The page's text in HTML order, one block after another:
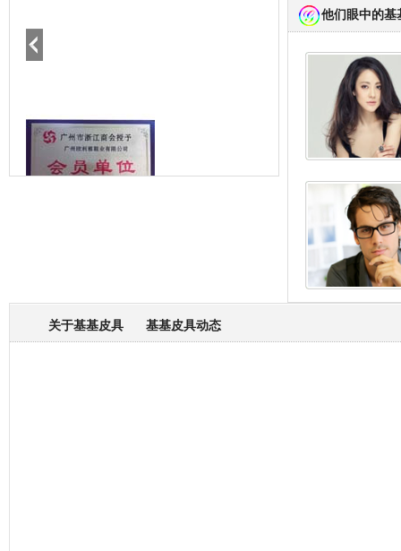
他们眼中的基
关于基基皮具 基基皮具动态